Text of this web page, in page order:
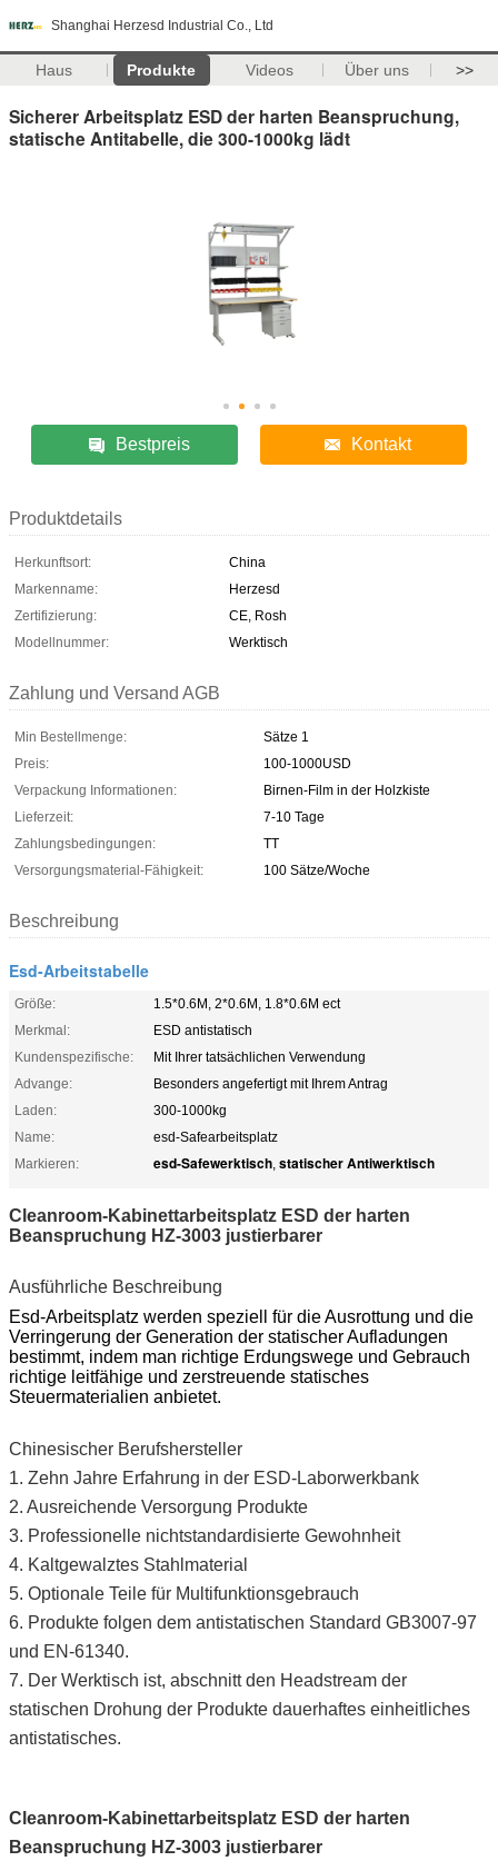
Shanghai Herzesd Industrial Co., Ltd
Haus Produkte Videos Über uns >>
Sicherer Arbeitsplatz ESD der harten Beanspruchung,
statische Antitabelle, die 300-1000kg lädt
Bestpreis Kontakt
Produktdetails
Herkunftsort:
China
Markenname:
Herzesd
Zertifizierung:
CE, Rosh
Modellnummer:
Werktisch
Zahlung und Versand AGB
Min Bestellmenge:
Sätze 1
Preis:
100-1000USD
Verpackung Informationen:
Birnen-Film in der Holzkiste
Lieferzeit:
7-10 Tage
Zahlungsbedingungen:
TT
Versorgungsmaterial-Fähigkeit:
100 Sätze/Woche
Beschreibung
Esd-Arbeitstabelle
Größe:
1.5*0.6M, 2*0.6M, 1.8*0.6M ect
Merkmal:
ESD antistatisch
Kundenspezifische:
Mit Ihrer tatsächlichen Verwendung
Advange:
Besonders angefertigt mit Ihrem Antrag
Laden:
300-1000kg
Name:
esd-Safearbeitsplatz
Markieren:
esd-Safewerktisch, statischer Antiwerktisch
Cleanroom-Kabinettarbeitsplatz ESD der harten
Beanspruchung HZ-3003 justierbarer
Ausführliche Beschreibung
Esd-Arbeitsplatz werden speziell für die Ausrottung und die
Verringerung der Generation der statischer Aufladungen
bestimmt, indem man richtige Erdungswege und Gebrauch
richtige leitfähige und zerstreuende statisches
Steuermaterialien anbietet.
Chinesischer Berufshersteller
1. Zehn Jahre Erfahrung in der ESD-Laborwerkbank
2. Ausreichende Versorgung Produkte
3. Professionelle nichtstandardisierte Gewohnheit
4. Kaltgewalztes Stahlmaterial
5. Optionale Teile für Multifunktionsgebrauch
6. Produkte folgen dem antistatischen Standard GB3007-97
und EN-61340.
7. Der Werktisch ist, abschnitt den Headstream der
statischen Drohung der Produkte dauerhaftes einheitliches
antistatisches.
Cleanroom-Kabinettarbeitsplatz ESD der harten
Beanspruchung HZ-3003 justierbarer